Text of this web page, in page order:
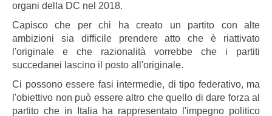
organi della DC nel 2018.
Capisco che per chi ha creato un partito con alte
ambizioni sia difficile prendere atto che è riattivato
l'originale e che razionalità vorrebbe che i partiti
succedanei lascino il posto all'originale.
Ci possono essere fasi intermedie, di tipo federativo, ma
l'obiettivo non può essere altro che quello di dare forza al
partito che in Italia ha rappresentato l'impegno politico